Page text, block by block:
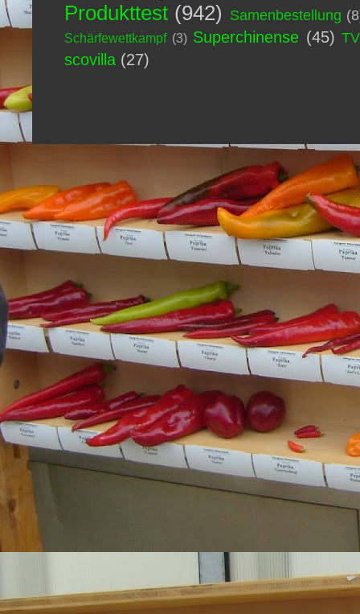
Produkttest (942) Samenbestellung
Schärfewettkampf (3) Superchinense (45) TV
scovilla (27)